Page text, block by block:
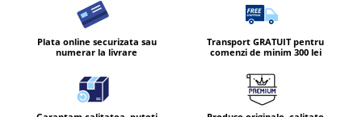
Plata online securizata sau
numerar la livrare
Transport GRATUIT pentru
comenzi de minim 300 lei